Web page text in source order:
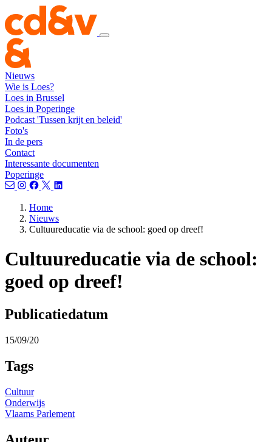
Nieuws
Wie is Loes?
Loes in Brussel
Loes in Poperinge
Podcast 'Tussen krijt en beleid'
Foto's
In de pers
Contact
Interessante documenten
Poperinge
Home
Nieuws
Cultuureducatie via de school: goed op dreef!
Cultuureducatie via de school:
goed op dreef!
Publicatiedatum
15/09/20
Tags
Cultuur
Onderwijs
Vlaams Parlement